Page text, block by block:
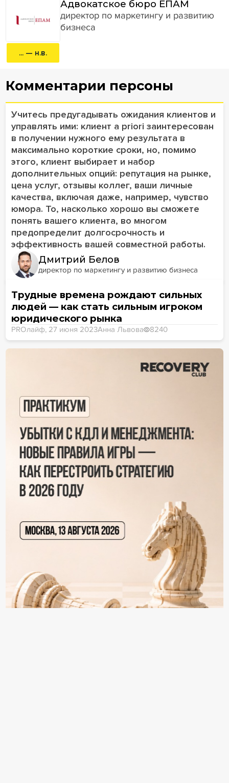
... — н.в.
Адвокатское бюро ЕПАМ
директор по маркетингу и развитию
бизнеса
Комментарии персоны
Учитесь предугадывать ожидания клиентов и
управлять ими: клиент a priori заинтересован
в получении нужного ему результата в
максимально короткие сроки, но, помимо
этого, клиент выбирает и набор
дополнительных опций: репутация на рынке,
цена услуг, отзывы коллег, ваши личные
качества, включая даже, например, чувство
юмора. То, насколько хорошо вы сможете
понять вашего клиента, во многом
предопределит долгосрочность и
эффективность вашей совместной работы.
Дмитрий Белов
директор по маркетингу и развитию бизнеса
Трудные времена рождают сильных
людей — как стать сильным игроком
юридического рынка
PROлайф, 27 июня 2023Анна Львова 8240